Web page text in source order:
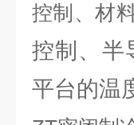
控制、材
控制、半
平台的温